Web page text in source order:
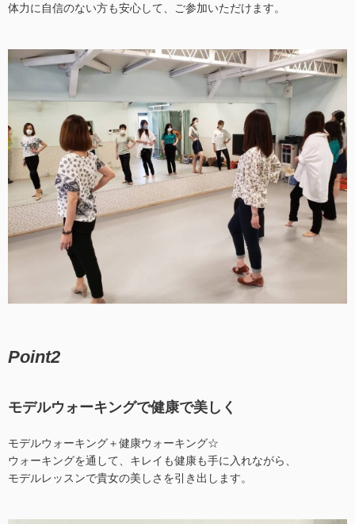
体力に自信のない方も安心して、ご参加いただけます。
Point2
モデルウォーキングで健康で美しく
モデルウォーキング＋健康ウォーキング☆
ウォーキングを通して、キレイも健康も手に入れながら、
モデルレッスンで貴女の美しさを引き出します。